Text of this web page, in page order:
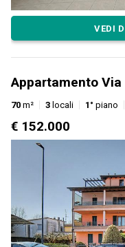
VEDI
Appartamento Via
70 m² 3 locali 1° piano
€ 152.000